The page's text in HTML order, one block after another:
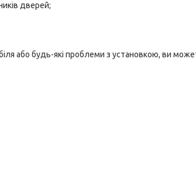
дверей;
або будь-які проблеми з установкою, ви